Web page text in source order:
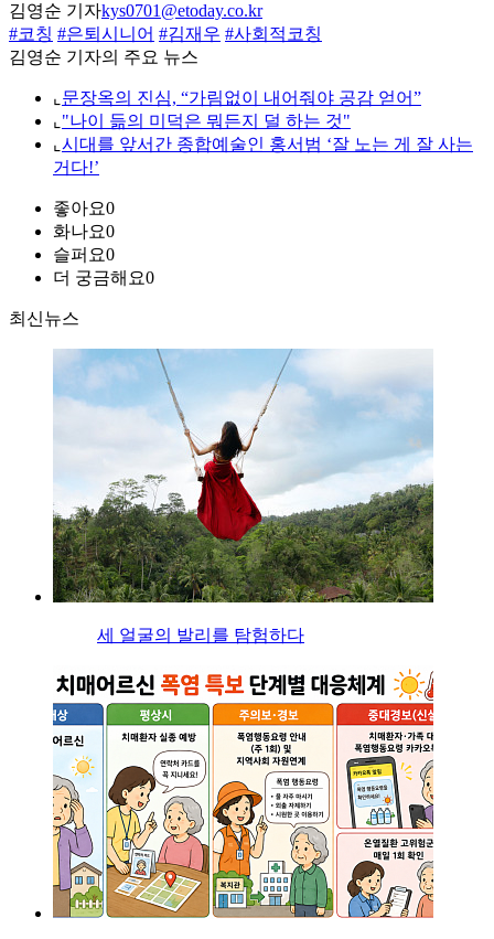
김영순 기자kys0701@etoday.co.kr
#코칭 #은퇴시니어 #김재우 #사회적코칭
김영순 기자의 주요 뉴스
⌞ 문장옥의 진심, “가림없이 내어줘야 공감 얻어”
⌞ "나이 듦의 미덕은 뭐든지 덜 하는 것"
⌞ 시대를 앞서간 종합예술인 홍서범 ‘잘 노는 게 잘 사는
거다!’
좋아요0
화나요0
슬퍼요0
더 궁금해요0
최신뉴스
세 얼굴의 발리를 탐험하다